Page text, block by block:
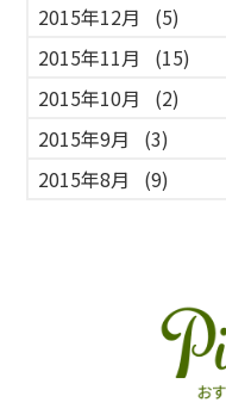
2015年12月
(5)
2015年11月
(15)
2015年10月
(2)
2015年9月
(3)
2015年8月
(9)